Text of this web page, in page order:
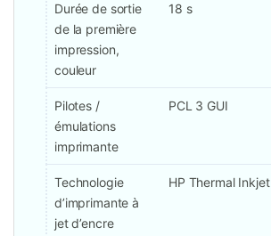
Durée de sortie
de la première
impression,
couleur
18 s
Pilotes /
émulations
imprimante
PCL 3 GUI
Technologie
d’imprimante à
jet d’encre
HP Thermal Inkjet